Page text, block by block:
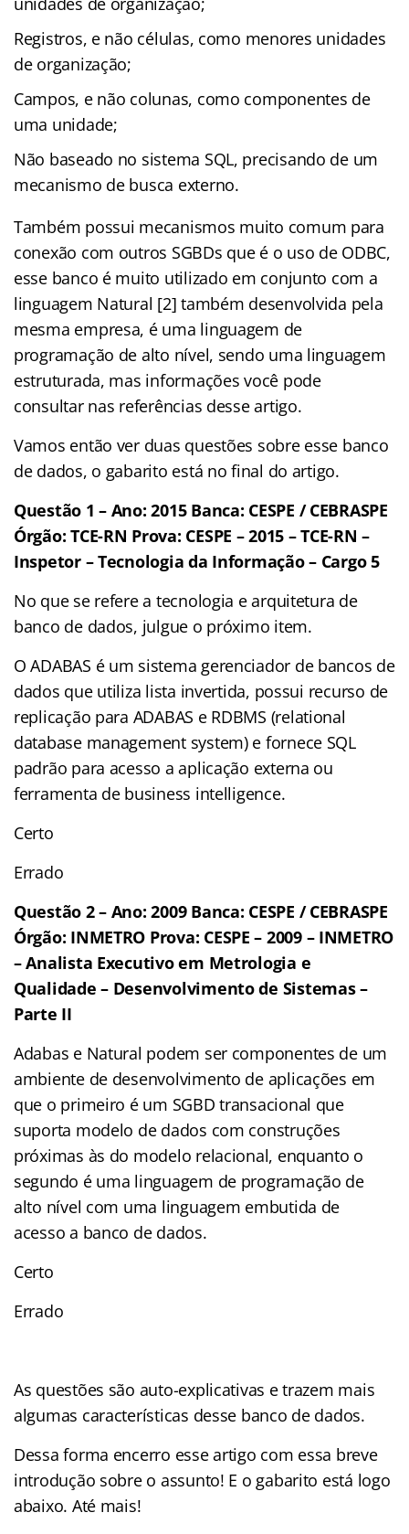
Registros, e não células, como menores unidades
de organização;
Campos, e não colunas, como componentes de
uma unidade;
Não baseado no sistema SQL, precisando de um
mecanismo de busca externo.
Também possui mecanismos muito comum para
conexão com outros SGBDs que é o uso de ODBC,
esse banco é muito utilizado em conjunto com a
linguagem Natural [2] também desenvolvida pela
mesma empresa, é uma linguagem de
programação de alto nível, sendo uma linguagem
estruturada, mas informações você pode
consultar nas referências desse artigo.
Vamos então ver duas questões sobre esse banco
de dados, o gabarito está no final do artigo.
Questão 1 – Ano: 2015 Banca: CESPE / CEBRASPE
Órgão: TCE-RN Prova: CESPE – 2015 – TCE-RN –
Inspetor – Tecnologia da Informação – Cargo 5
No que se refere a tecnologia e arquitetura de
banco de dados, julgue o próximo item.
O ADABAS é um sistema gerenciador de bancos de
dados que utiliza lista invertida, possui recurso de
replicação para ADABAS e RDBMS (relational
database management system) e fornece SQL
padrão para acesso a aplicação externa ou
ferramenta de business intelligence.
Certo
Errado
Questão 2 – Ano: 2009 Banca: CESPE / CEBRASPE
Órgão: INMETRO Prova: CESPE – 2009 – INMETRO
– Analista Executivo em Metrologia e
Qualidade – Desenvolvimento de Sistemas –
Parte II
Adabas e Natural podem ser componentes de um
ambiente de desenvolvimento de aplicações em
que o primeiro é um SGBD transacional que
suporta modelo de dados com construções
próximas às do modelo relacional, enquanto o
segundo é uma linguagem de programação de
alto nível com uma linguagem embutida de
acesso a banco de dados.
Certo
Errado
As questões são auto-explicativas e trazem mais
algumas características desse banco de dados.
Dessa forma encerro esse artigo com essa breve
introdução sobre o assunto! E o gabarito está logo
abaixo. Até mais!